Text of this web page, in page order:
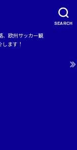
SEARCH
、欧州サッカー観
ます！